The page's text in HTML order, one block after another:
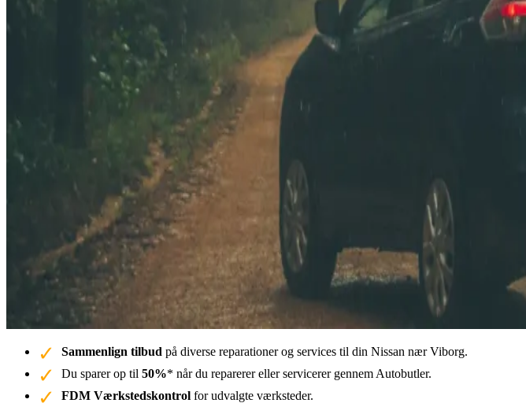
Sammenlign tilbud på diverse reparationer og services til din Nissan nær Viborg.
Du sparer op til 50%* når du reparerer eller servicerer gennem Autobutler.
FDM Værkstedskontrol for udvalgte værksteder.